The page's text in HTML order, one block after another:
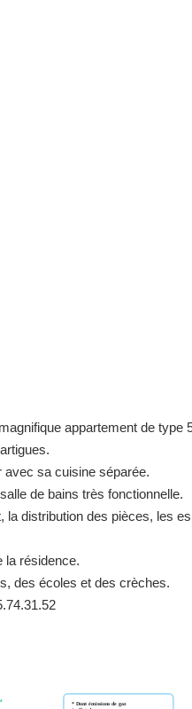
appartement de type
sa cuisine séparée.
de bains très fonctionnelle.
distribution des pièces, les
la résidence.
des écoles et des crèches.